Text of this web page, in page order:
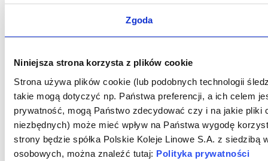
Zgoda
Niniejsza strona korzysta z plików cookie
Strona używa plików cookie (lub podobnych technologii
takie mogą dotyczyć np. Państwa preferencji, a ich celem
prywatność, mogą Państwo zdecydować czy i na jakie
niezbędnych) może mieć wpływ na Państwa wygodę
strony będzie spółka Polskie Koleje Linowe S.A. z
osobowych, można znaleźć tutaj: Polityka prywatności